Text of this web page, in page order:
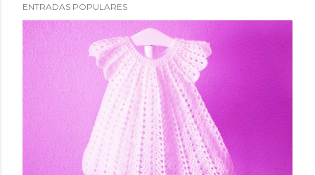
ENTRADAS POPULARES